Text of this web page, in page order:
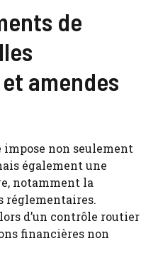
de
amendes
impose non seulement
également une
notamment la
réglementaires.
d’un contrôle routier
financières non